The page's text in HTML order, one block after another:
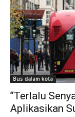
Bus dalam kota
“Terlalu
Aplikasikan